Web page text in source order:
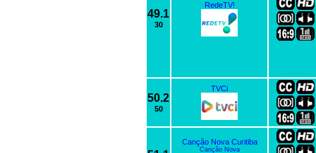
49.1
30
RedeTV!
50.2
50
TVCi
Canção Nova Curitiba
Canção Nova